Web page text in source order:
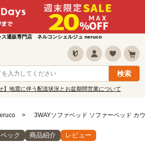
ス通販専門店 ネルコンシェルジュ neruco
】地震に伴う配送状況とお盆期間営業について
3WAYソファベッド ソファーベッド カ
ック 商品紹介 レビュー